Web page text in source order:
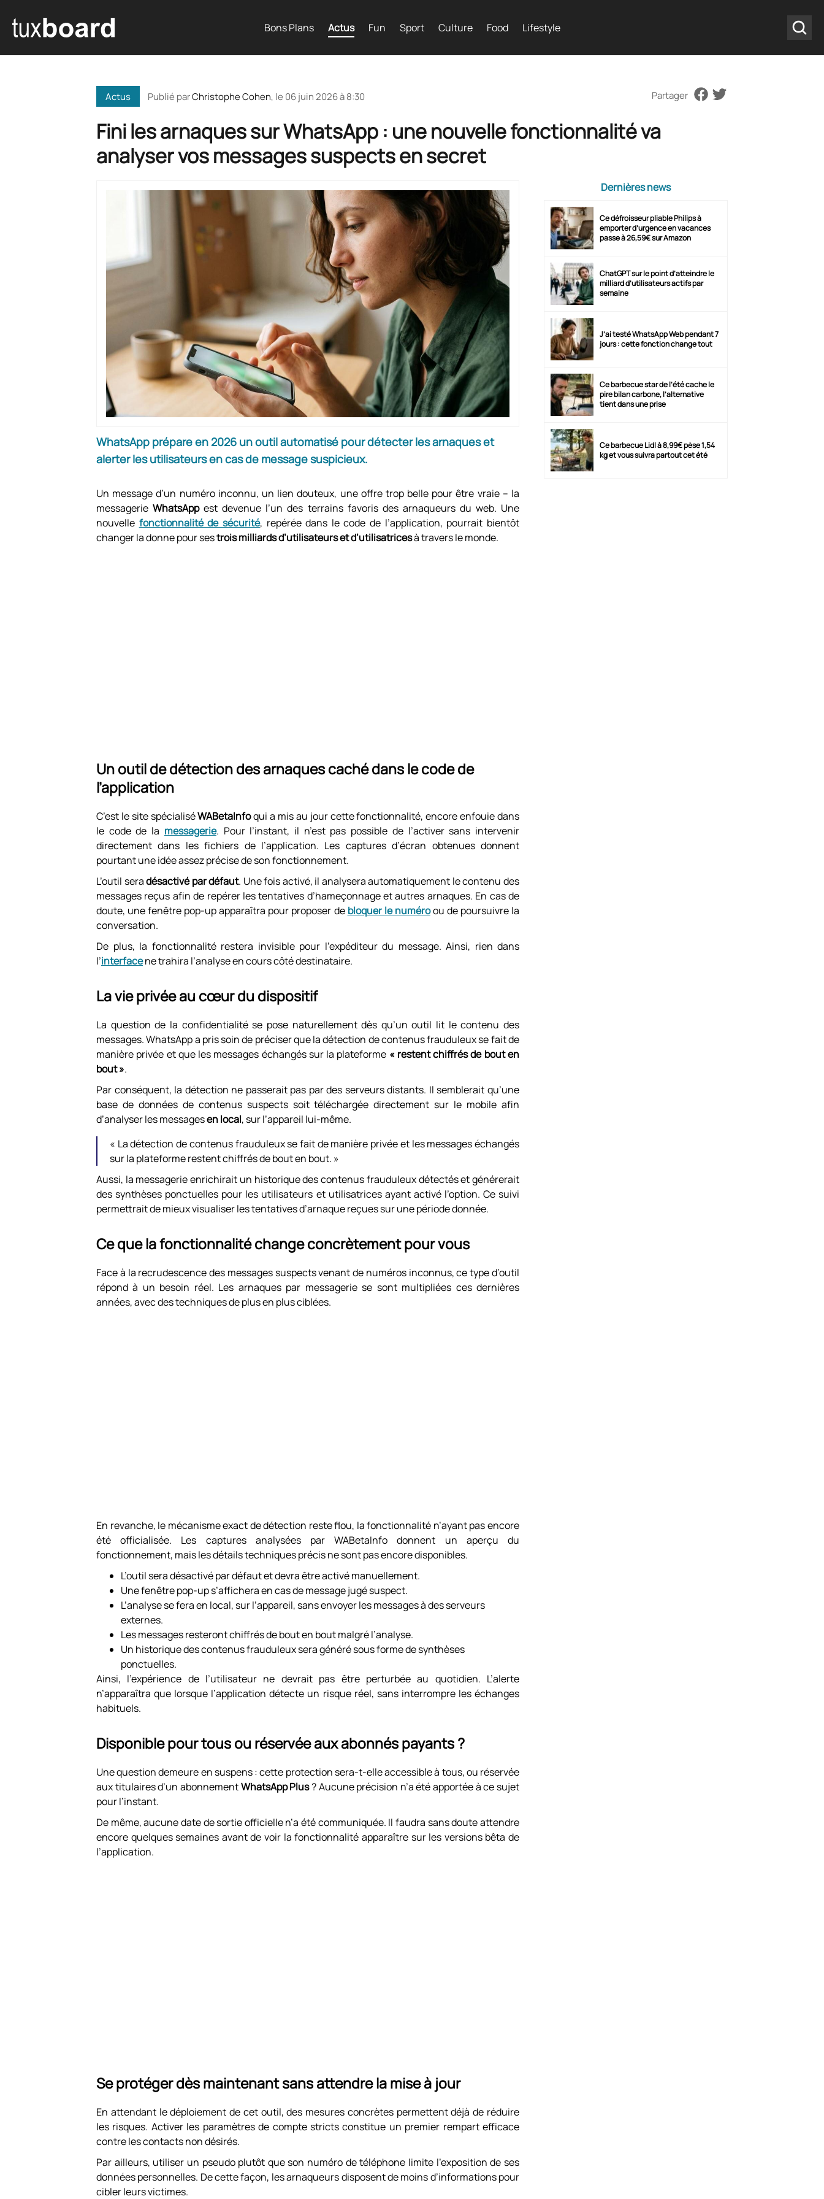
Bons Plans Actus Fun Sport Culture Food Lifestyle
Actus Publié parChristophe Cohen, le 06 juin 2026 à 8:30 Partager
Fini les arnaques sur WhatsApp : une nouvelle fonctionnalité va
analyser vos messages suspects en secret
WhatsApp prépare en 2026 un outil automatisé pour détecter les arnaques et
alerter les utilisateurs en cas de message suspicieux.
Un message d’un numéro inconnu, un lien douteux, une offre trop belle pour être vraie – la
messagerieWhatsAppest devenue l’un des terrains favoris des arnaqueurs du web. Une
nouvelle fonctionnalité de sécurité, repérée dans le code de l’application, pourrait bientôt
changer la donne pour sestrois milliards d’utilisateurs et d’utilisatricesà travers le monde.
Un outil de détection des arnaques caché dans le code de
l’application
C’est le site spécialiséWABetaInfoqui a mis au jour cette fonctionnalité, encore enfouie dans
le code de la messagerie. Pour l’instant, il n’est pas possible de l’activer sans intervenir
directement dans les fichiers de l’application. Les captures d’écran obtenues donnent
pourtant une idée assez précise de son fonctionnement.
L’outil seradésactivé par défaut. Une fois activé, il analysera automatiquement le contenu des
messages reçus afin de repérer les tentatives d’hameçonnage et autres arnaques. En cas de
doute, une fenêtre pop-up apparaîtra pour proposer de bloquer le numéroou de poursuivre la
conversation.
De plus, la fonctionnalité restera invisible pour l’expéditeur du message. Ainsi, rien dans
l’interfacene trahira l’analyse en cours côté destinataire.
La vie privée au cœur du dispositif
La question de la confidentialité se pose naturellement dès qu’un outil lit le contenu des
messages. WhatsApp a pris soin de préciser que la détection de contenus frauduleux se fait de
manière privée et que les messages échangés sur la plateforme « restent chiffrés de bout en
bout ».
Par conséquent, la détection ne passerait pas par des serveurs distants. Il semblerait qu’une
base de données de contenus suspects soit téléchargée directement sur le mobile afin
d’analyser les messagesen local, sur l’appareil lui-même.
« La détection de contenus frauduleux se fait de manière privée et les messages échangés
sur la plateforme restent chiffrés de bout en bout. »
Aussi, la messagerie enrichirait un historique des contenus frauduleux détectés et générerait
des synthèses ponctuelles pour les utilisateurs et utilisatrices ayant activé l’option. Ce suivi
permettrait de mieux visualiser les tentatives d’arnaque reçues sur une période donnée.
Ce que la fonctionnalité change concrètement pour vous
Face à la recrudescence des messages suspects venant de numéros inconnus, ce type d’outil
répond à un besoin réel. Les arnaques par messagerie se sont multipliées ces dernières
années, avec des techniques de plus en plus ciblées.
En revanche, le mécanisme exact de détection reste flou, la fonctionnalité n’ayant pas encore
été officialisée. Les captures analysées par WABetaInfo donnent un aperçu du
fonctionnement, mais les détails techniques précis ne sont pas encore disponibles.
L’outil sera désactivé par défaut et devra être activé manuellement.
Une fenêtre pop-up s’affichera en cas de message jugé suspect.
L’analyse se fera en local, sur l’appareil, sans envoyer les messages à des serveurs
externes.
Les messages resteront chiffrés de bout en bout malgré l’analyse.
Un historique des contenus frauduleux sera généré sous forme de synthèses
ponctuelles.
Ainsi, l’expérience de l’utilisateur ne devrait pas être perturbée au quotidien. L’alerte
n’apparaîtra que lorsque l’application détecte un risque réel, sans interrompre les échanges
habituels.
Disponible pour tous ou réservée aux abonnés payants ?
Une question demeure en suspens : cette protection sera-t-elle accessible à tous, ou réservée
aux titulaires d’un abonnementWhatsApp Plus? Aucune précision n’a été apportée à ce sujet
pour l’instant.
De même, aucune date de sortie officielle n’a été communiquée. Il faudra sans doute attendre
encore quelques semaines avant de voir la fonctionnalité apparaître sur les versions bêta de
l’application.
Se protéger dès maintenant sans attendre la mise à jour
En attendant le déploiement de cet outil, des mesures concrètes permettent déjà de réduire
les risques. Activer les paramètres de compte stricts constitue un premier rempart efficace
contre les contacts non désirés.
Par ailleurs, utiliser un pseudo plutôt que son numéro de téléphone limite l’exposition de ses
données personnelles. De cette façon, les arnaqueurs disposent de moins d’informations pour
cibler leurs victimes.
Dernières news
Ce défroisseur pliable Philips à
emporter d’urgence en vacances
passe à 26,59€ sur Amazon
ChatGPT sur le point d’atteindre le
milliard d’utilisateurs actifs par
semaine
J’ai testé WhatsApp Web pendant 7
jours : cette fonction change tout
Ce barbecue star de l’été cache le
pire bilan carbone, l’alternative
tient dans une prise
Ce barbecue Lidl à 8,99€ pèse 1,54
kg et vous suivra partout cet été